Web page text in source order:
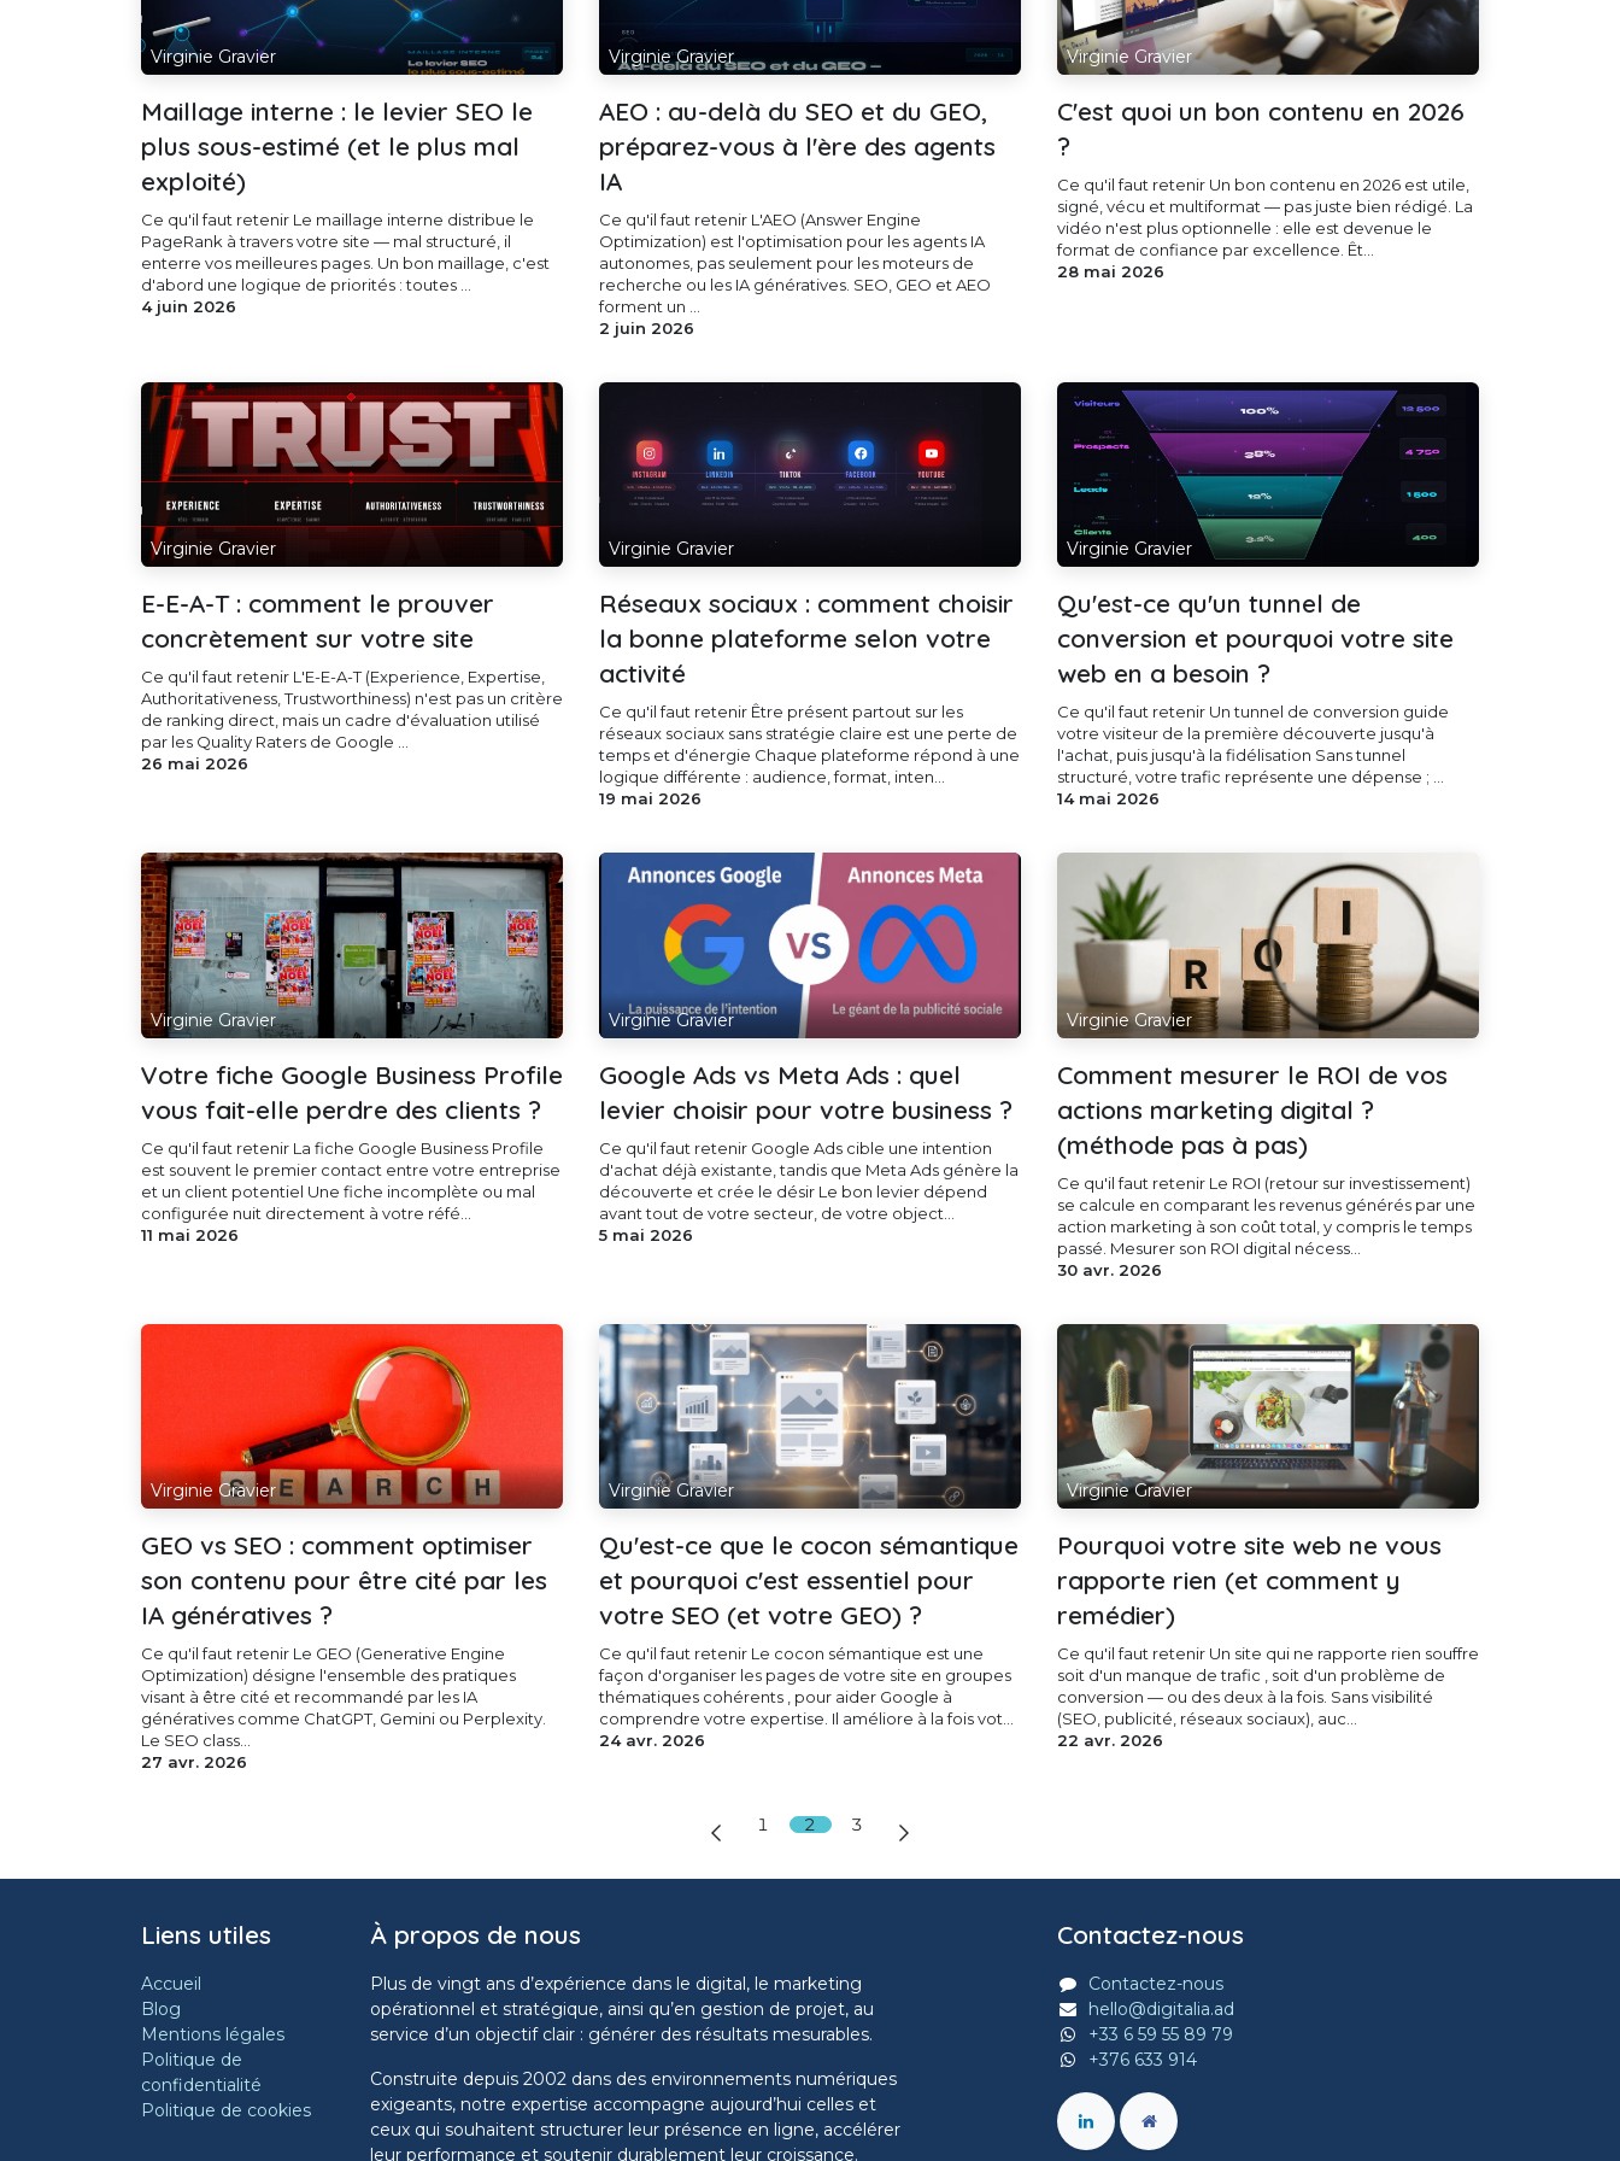
Virginie Gravier
Maillage interne : le levier SEO le
plus sous-estimé (et le plus mal
exploité)
Ce qu'il faut retenir Le maillage interne distribue le
PageRank à travers votre site — mal structuré, il
enterre vos meilleures pages. Un bon maillage, c'est
d'abord une logique de priorités : toutes ...
4 juin 2026
Virginie Gravier
AEO : au-delà du SEO et du GEO,
préparez-vous à l'ère des agents
IA
Ce qu'il faut retenir L'AEO (Answer Engine
Optimization) est l'optimisation pour les agents IA
autonomes, pas seulement pour les moteurs de
recherche ou les IA génératives. SEO, GEO et AEO
forment un ...
2 juin 2026
Virginie Gravier
C'est quoi un bon contenu en 2026
?
Ce qu'il faut retenir Un bon contenu en 2026 est utile,
signé, vécu et multiformat — pas juste bien rédigé. La
vidéo n'est plus optionnelle : elle est devenue le
format de confiance par excellence. Êt...
28 mai 2026
Virginie Gravier
E-E-A-T : comment le prouver
concrètement sur votre site
Ce qu'il faut retenir L'E-E-A-T (Experience, Expertise,
Authoritativeness, Trustworthiness) n'est pas un critère
de ranking direct, mais un cadre d'évaluation utilisé
par les Quality Raters de Google ...
26 mai 2026
Virginie Gravier
Réseaux sociaux : comment choisir
la bonne plateforme selon votre
activité
Ce qu'il faut retenir Être présent partout sur les
réseaux sociaux sans stratégie claire est une perte de
temps et d'énergie Chaque plateforme répond à une
logique différente : audience, format, inten...
19 mai 2026
Virginie Gravier
Qu'est-ce qu'un tunnel de
conversion et pourquoi votre site
web en a besoin ?
Ce qu'il faut retenir Un tunnel de conversion guide
votre visiteur de la première découverte jusqu'à
l'achat, puis jusqu'à la fidélisation Sans tunnel
structuré, votre trafic représente une dépense ; ...
14 mai 2026
Virginie Gravier
Votre fiche Google Business Profile
vous fait-elle perdre des clients ?
Ce qu'il faut retenir La fiche Google Business Profile
est souvent le premier contact entre votre entreprise
et un client potentiel Une fiche incomplète ou mal
configurée nuit directement à votre réfé...
11 mai 2026
Virginie Gravier
Google Ads vs Meta Ads : quel
levier choisir pour votre business ?
Ce qu'il faut retenir Google Ads cible une intention
d'achat déjà existante, tandis que Meta Ads génère la
découverte et crée le désir Le bon levier dépend
avant tout de votre secteur, de votre object...
5 mai 2026
Virginie Gravier
Comment mesurer le ROI de vos
actions marketing digital ?
(méthode pas à pas)
Ce qu'il faut retenir Le ROI (retour sur investissement)
se calcule en comparant les revenus générés par une
action marketing à son coût total, y compris le temps
passé. Mesurer son ROI digital nécess...
30 avr. 2026
Virginie Gravier
GEO vs SEO : comment optimiser
son contenu pour être cité par les
IA génératives ?
Ce qu'il faut retenir Le GEO (Generative Engine
Optimization) désigne l'ensemble des pratiques
visant à être cité et recommandé par les IA
génératives comme ChatGPT, Gemini ou Perplexity.
Le SEO class...
27 avr. 2026
Virginie Gravier
Qu'est-ce que le cocon sémantique
et pourquoi c'est essentiel pour
votre SEO (et votre GEO) ?
Ce qu'il faut retenir Le cocon sémantique est une
façon d'organiser les pages de votre site en groupes
thématiques cohérents , pour aider Google à
comprendre votre expertise. Il améliore à la fois vot...
24 avr. 2026
Virginie Gravier
Pourquoi votre site web ne vous
rapporte rien (et comment y
remédier)
Ce qu'il faut retenir Un site qui ne rapporte rien souffre
soit d'un manque de trafic , soit d'un problème de
conversion — ou des deux à la fois. Sans visibilité
(SEO, publicité, réseaux sociaux), auc...
22 avr. 2026
1 2 3
Liens utiles
Accueil
Blog
Mentions légales
Politique de
confidentialité
Politique de cookies
À propos de nous
Plus de vingt ans d’expérience dans le digital, le marketing
opérationnel et stratégique, ainsi qu’en gestion de projet, au
service d’un objectif clair : générer des résultats mesurables.
Construite depuis 2002 dans des environnements numériques
exigeants, notre expertise accompagne aujourd’hui celles et
ceux qui souhaitent structurer leur présence en ligne, accélérer
leur performance et soutenir durablement leur croissance.
Contactez-nous
Contactez-nous
hello@digitalia.ad
+33 6 59 55 89 79
+376 633 914